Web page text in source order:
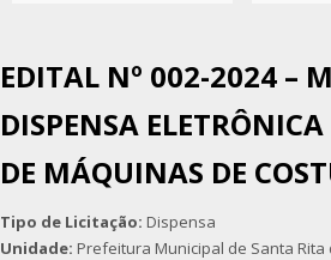
EDITAL Nº 002-2024 –
DISPENSA
DE MÁQUINAS DE
Tipo de Licitação: Dispensa
Unidade: Prefeitura Municipal de Santa Rita